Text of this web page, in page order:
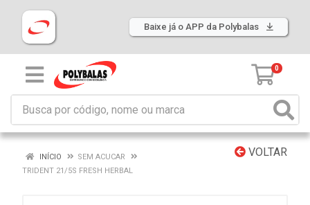
Baixe já o APP da Polybalas
0
VOLTAR
INÍCIO
SEM ACUCAR
TRIDENT 21/5S FRESH HERBAL